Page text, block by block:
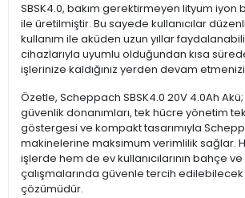
SBSK4.0, bakım gerektirmeyen lityum iyon
ile üretilmiştir. Bu sayede kullanıcılar
kullanım ile aküden uzun yıllar
cihazlarıyla uyumlu olduğundan kısa
işlerinize kaldığınız yerden devam
Özetle, Scheppach SBSK4.0 20V 4.0Ah
güvenlik donanımları, tek hücre yönetim
göstergesi ve kompakt tasarımıyla
makinelerine maksimum verimlilik sağlar.
işlerde hem de ev kullanıcılarının bahçe
çalışmalarında güvenle tercih
çözümüdür.